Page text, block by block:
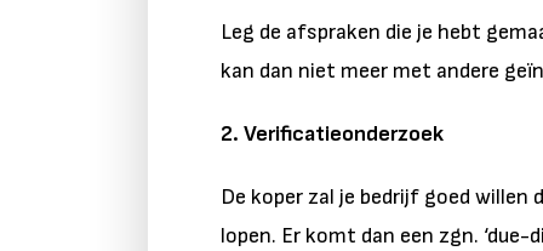
Leg de afspraken die je hebt
kan dan niet meer met andere
2. Verificatieonderzoek
De koper zal je bedrijf goed
lopen. Er komt dan een zgn.